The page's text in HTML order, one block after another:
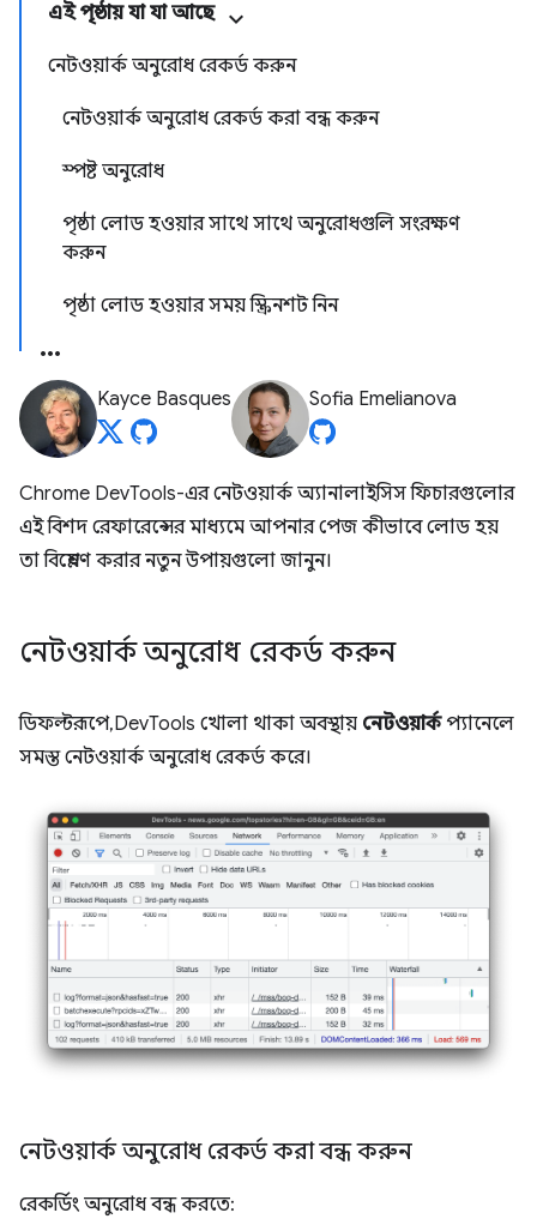
এই পৃষ্ঠায় যা যা আছে
নেটওয়ার্ক অনুরোধ রেকর্ড করুন
নেটওয়ার্ক অনুরোধ রেকর্ড করা বন্ধ করুন
স্পষ্ট অনুরোধ
পৃষ্ঠা লোড হওয়ার সাথে সাথে অনুরোধগুলি সংরক্ষণ
করুন
পৃষ্ঠা লোড হওয়ার সময় স্ক্রিনশট নিন
Kayce Basques Sofia Emelianova
Chrome DevTools-এর নেটওয়ার্ক অ্যানালাইসিস ফিচারগুলোর
এই বিশদ রেফারেন্সের মাধ্যমে আপনার পেজ কীভাবে লোড হয়
তা বিশ্লেষণ করার নতুন উপায়গুলো জানুন।
নেটওয়ার্ক অনুরোধ রেকর্ড করুন
ডিফল্টরূপে, DevTools খোলা থাকা অবস্থায় নেটওয়ার্কপ্যানেলে
সমস্ত নেটওয়ার্ক অনুরোধ রেকর্ড করে।
নেটওয়ার্ক অনুরোধ রেকর্ড করা বন্ধ করুন
রেকর্ডিং অনুরোধ বন্ধ করতে: